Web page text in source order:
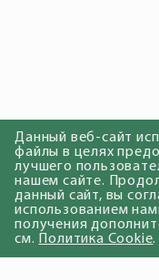
Данный веб-сайт
файлы в целях
лучшего
нашем сайте.
данный сайт, вы
использованием
получения
см.
Политика Cookie.